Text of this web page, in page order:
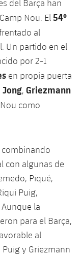
del Barça han
Nou. El 54º
al
Un partido en el
por 2-1
en propia puerta
Jong, Griezmann
como
con algunas de
Piqué,
Puig,
la
para el Barça,
al
y Griezmann